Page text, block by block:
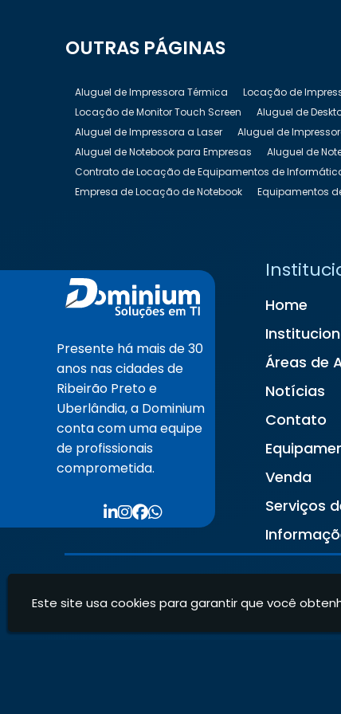
OUTRAS PÁGINAS
Aluguel de Impressora Térmica Locação de
Locação de Monitor Touch Screen
Aluguel de
Aluguel de Impressora a Laser
Aluguel de
Aluguel de Notebook para Empresas
Aluguel de
Contrato de Locação de Equipamentos de
Empresa de Locação de Notebook
Equipamentos
Locação de TV para Eventos
Preço Aluguel de
Presente há mais de 30
anos nas cidades de
Ribeirão Preto e
Uberlândia, a Dominium
conta com uma equipe
de profissionais
comprometida.
Home
Áreas de
Notícias
Contato
Venda
Serviços
Este site usa cookies para garantir que você